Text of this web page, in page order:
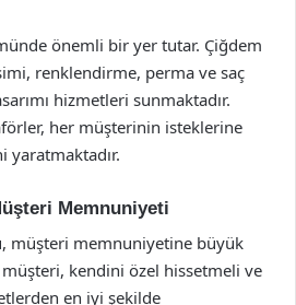
önemli bir yer tutar. Çiğdem
renklendirme, perma ve saç
hizmetleri sunmaktadır.
her müşterinin isteklerine
yaratmaktadır.
Memnuniyeti
müşteri memnuniyetine büyük
kendini özel hissetmeli ve
en iyi şekilde